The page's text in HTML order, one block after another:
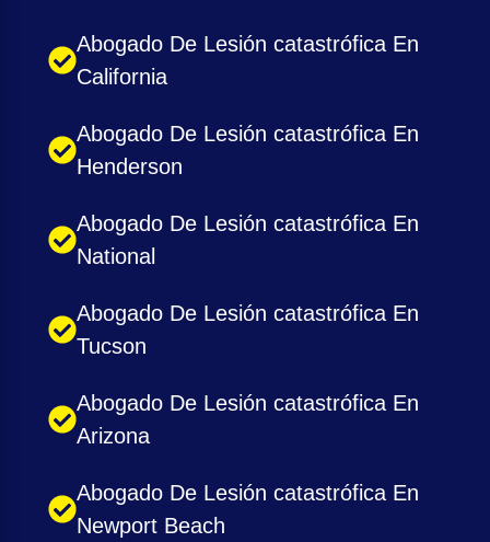
Abogado De Lesión catastrófica En
California
Abogado De Lesión catastrófica En
Henderson
Abogado De Lesión catastrófica En
National
Abogado De Lesión catastrófica En
Tucson
Abogado De Lesión catastrófica En
Arizona
Abogado De Lesión catastrófica En
Newport Beach